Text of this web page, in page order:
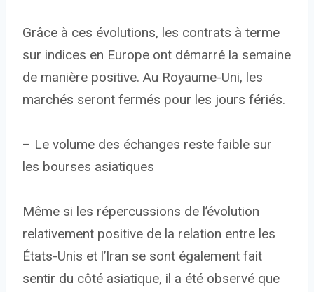
Grâce à ces évolutions, les contrats à terme
sur indices en Europe ont démarré la semaine
de manière positive. Au Royaume-Uni, les
marchés seront fermés pour les jours fériés.
– Le volume des échanges reste faible sur
les bourses asiatiques
Même si les répercussions de l’évolution
relativement positive de la relation entre les
États-Unis et l’Iran se sont également fait
sentir du côté asiatique, il a été observé que